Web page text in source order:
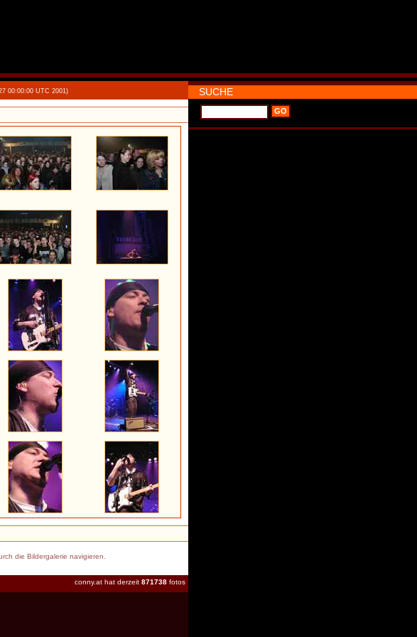
00:00:00 UTC 2001)
die Bildergalerie navigieren.
conny.at hat derzeit 871738 fotos
SUCHE